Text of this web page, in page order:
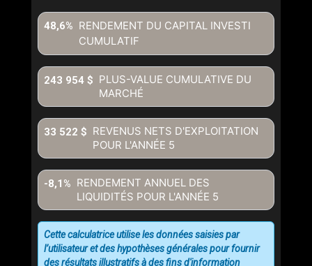
RENDEMENT DU CAPITAL INVESTI
CUMULATIF
48,6%
PLUS-VALUE CUMULATIVE DU
MARCHÉ
243 954 $
REVENUS NETS D'EXPLOITATION
POUR L'ANNÉE 5
33 522 $
RENDEMENT ANNUEL DES
LIQUIDITÉS POUR L'ANNÉE 5
-8,1%
Cette calculatrice utilise les données saisies par
l’utilisateur et des hypothèses générales pour fournir
des résultats illustratifs à des fins d'information